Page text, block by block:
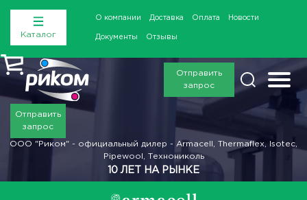
Каталог
О компании Доставка Оплата Новости
Документы Отзывы
Отправить
запрос
Отправить
запрос
ООО "Риком" - официальный дилер - Armacell, Thermaflex, Isotec,
Pipewool, Технониколь
10 ЛЕТ НА РЫНКЕ